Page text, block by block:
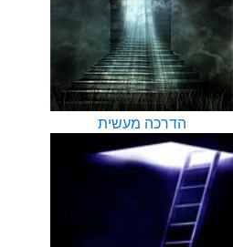
הדרכה מעשית